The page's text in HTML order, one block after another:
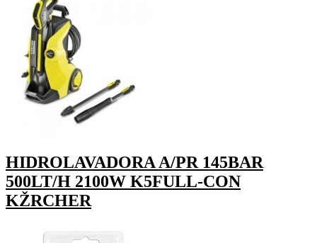
HIDROLAVADORA A/PR 145BAR
500LT/H 2100W K5FULL-CON
KŽRCHER